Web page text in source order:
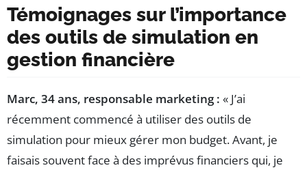
Témoignages sur l’importance
des outils de simulation en
gestion financière
Marc, 34 ans, responsable marketing : « J’ai
récemment commencé à utiliser des outils de
simulation pour mieux gérer mon budget. Avant, je
faisais souvent face à des imprévus financiers qui, je